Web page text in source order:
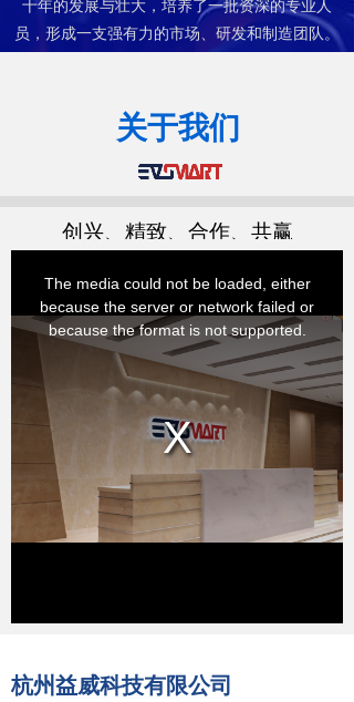
十年的发展与壮大，培养了一批资深的专业人
员，形成一支强有力的市场、研发和制造团队。
13516813962
创兴、精致、合作、共赢
杭州益威科技有限公司
关于我们